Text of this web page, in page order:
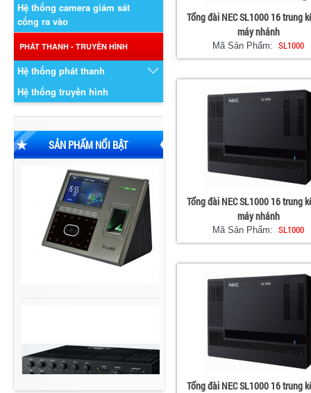
Hệ thống camera giám sát
cổng ra vào
PHÁT THANH - TRUYỀN HÌNH
Hệ thống phát thanh
Hệ thống truyền hình
SẢN PHẨM NỔI BẬT
Tổng đài NEC SL1000 16 trung
máy nhánh
Mã Sản Phẩm: SL1000
Tổng đài NEC SL1000 16 trung
máy nhánh
Mã Sản Phẩm: SL1000
Tổng đài NEC SL1000 16 trung